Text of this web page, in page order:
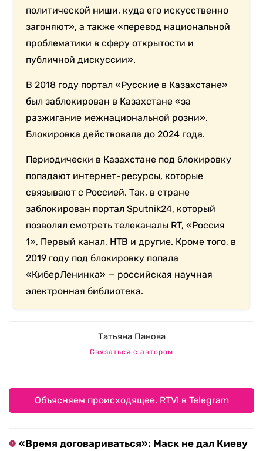
политической ниши, куда его искусственно
загоняют», а также «перевод национальной
проблематики в сферу открытости и
публичной дискуссии».
В 2018 году портал «Русские в Казахстане»
был заблокирован в Казахстане «за
разжигание межнациональной розни».
Блокировка действовала до 2024 года.
Периодически в Казахстане под блокировку
попадают интернет-ресурсы, которые
связывают с Россией. Так, в стране
заблокирован портал Sputnik24, который
позволял смотреть телеканалы RT, «Россия
1», Первый канал, НТВ и другие. Кроме того, в
2019 году под блокировку попала
«КиберЛенинка» — российская научная
электронная библиотека.
Татьяна Панова
Связаться с автором
Объясняем происходящее. RTVI в Telegram
«Время договариваться»: Маск не дал Киеву